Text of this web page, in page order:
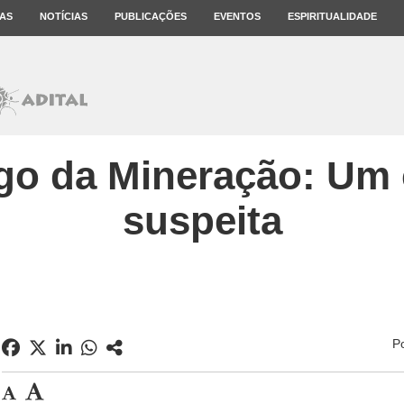
NOTÍCIAS PUBLICAÇÕES EVENTOS ESPIRITUALIDADE
da Mineração:
suspeita